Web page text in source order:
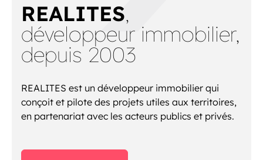
REALITES,
développeur immobilier,
depuis 2003
REALITES est un développeur immobilier qui
conçoit et pilote des projets utiles aux territoires,
en partenariat avec les acteurs publics et privés.